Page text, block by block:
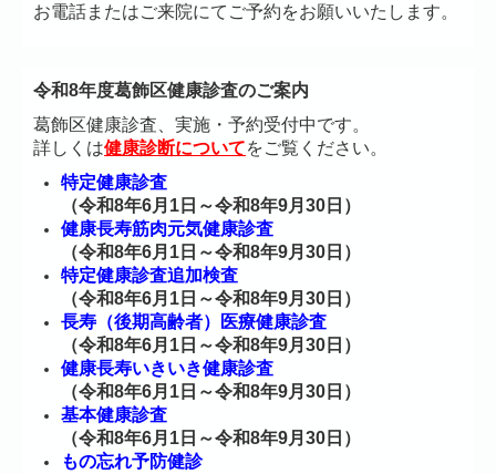
お電話またはご来院にてご予約をお願いいたします。
令和8年度葛飾区健康診査のご案内
葛飾区健康診査、実施・予約受付中です。
詳しくは健康診断についてをご覧ください。
特定健康診査
（令和8年6月1日～令和8年9月30日）
健康長寿筋肉元気健康診査
（令和8年6月1日～令和8年9月30日）
特定健康診査追加検査
（令和8年6月1日～令和8年9月30日）
長寿（後期高齢者）医療健康診査
（令和8年6月1日～令和8年9月30日）
健康長寿いきいき健康診査
（令和8年6月1日～令和8年9月30日）
基本健康診査
（令和8年6月1日～令和8年9月30日）
もの忘れ予防健診